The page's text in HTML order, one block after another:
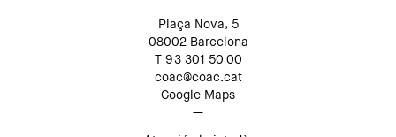
Plaça Nova, 5
08002 Barcelona
T 93 301 50 00
coac@coac.cat
Google Maps
—